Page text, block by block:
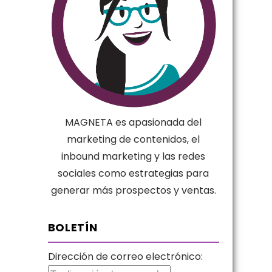
MAGNETA es apasionada del
marketing de contenidos, el
inbound marketing y las redes
sociales como estrategias para
generar más prospectos y ventas.
BOLETÍN
Dirección de correo electrónico: